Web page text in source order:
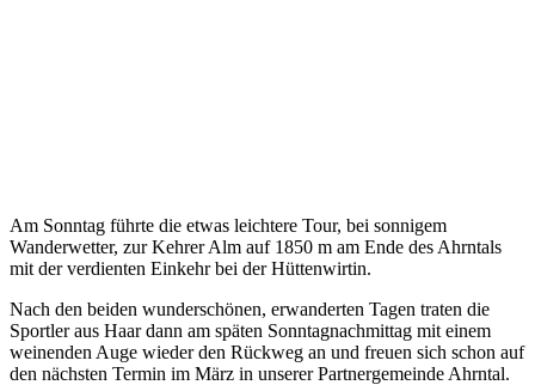
Am Sonntag führte die etwas leichtere Tour, bei sonnigem
Wanderwetter, zur Kehrer Alm auf 1850 m am Ende des Ahrntals
mit der verdienten Einkehr bei der Hüttenwirtin.
Nach den beiden wunderschönen, erwanderten Tagen traten die
Sportler aus Haar dann am späten Sonntagnachmittag mit einem
weinenden Auge wieder den Rückweg an und freuen sich schon auf
den nächsten Termin im März in unserer Partnergemeinde Ahrntal.